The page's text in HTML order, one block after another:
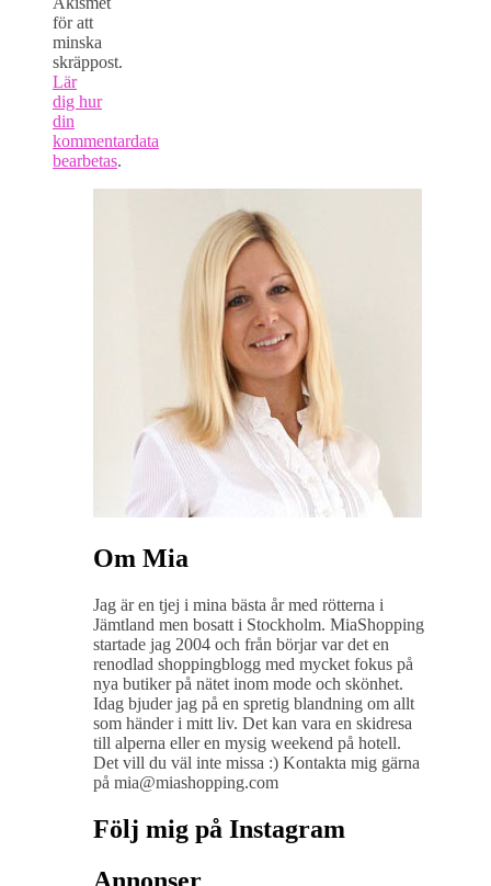
för att
minska
skräppost.
Lär
dig hur
din
kommentardata
bearbetas.
Om Mia
Jag är en tjej i mina bästa år med rötterna i
Jämtland men bosatt i Stockholm. MiaShopping
startade jag 2004 och från börjar var det en
renodlad shoppingblogg med mycket fokus på
nya butiker på nätet inom mode och skönhet.
Idag bjuder jag på en spretig blandning om allt
som händer i mitt liv. Det kan vara en skidresa
till alperna eller en mysig weekend på hotell.
Det vill du väl inte missa :) Kontakta mig gärna
på mia@miashopping.com
Följ mig på Instagram